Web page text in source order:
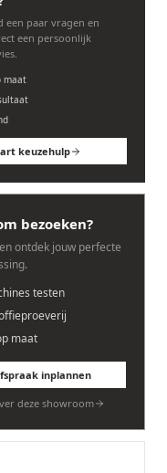
een paar vragen en
een persoonlijk
maat
keuzehulp
bezoeken?
ontdek jouw perfecte
testen
maat
inplannen
deze showroom